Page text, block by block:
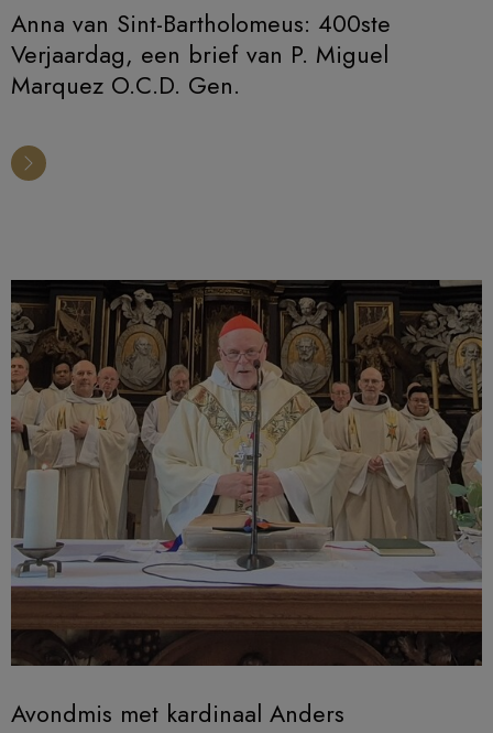
Anna van Sint-Bartholomeus: 400ste
Verjaardag, een brief van P. Miguel
Marquez O.C.D. Gen.
Avondmis met kardinaal Anders